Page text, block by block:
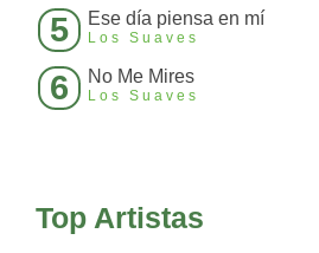
5 Ese día piensa en mí
Los Suaves
6 No Me Mires
Los Suaves
Top Artistas